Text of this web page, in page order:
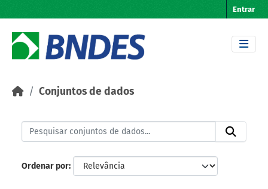
Entrar
Conjuntos de dados
Ordenar por